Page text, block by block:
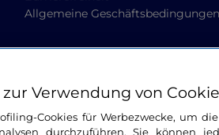
Allgemeine Geschäftsbedingungen
Verwendung von
Cookies für Werbezwecke, um
durchzuführen. Sie können